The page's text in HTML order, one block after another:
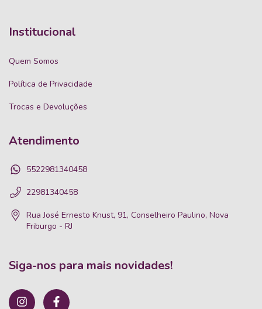
Institucional
Quem Somos
Política de Privacidade
Trocas e Devoluções
Atendimento
5522981340458
22981340458
Rua José Ernesto Knust, 91, Conselheiro Paulino, Nova
Friburgo - RJ
Siga-nos para mais novidades!